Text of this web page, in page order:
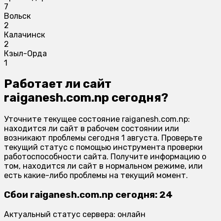
7
Вольск
2
Калачинск
2
Кзыл-Орда
1
Работает ли сайт
raiganesh.com.np сегодня?
Уточните текущее состояние raiganesh.com.np:
находится ли сайт в рабочем состоянии или
возникают проблемы сегодня 1 августа. Проверьте
текущий статус с помощью инструмента проверки
работоспособности сайта. Получите информацию о
том, находится ли сайт в нормальном режиме, или
есть какие-либо проблемы на текущий момент.
Сбои raiganesh.com.np сегодня: 24
Актуальный статус сервера: онлайн